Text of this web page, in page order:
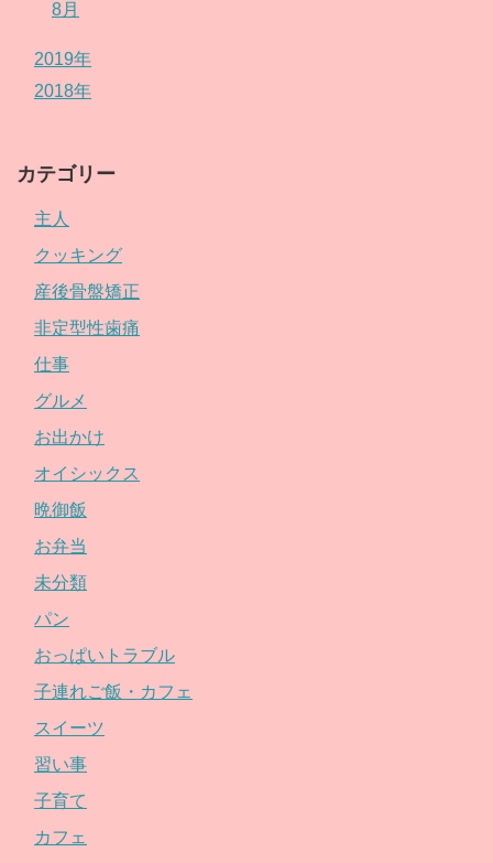
8月
2019年
2018年
カテゴリー
主人
クッキング
産後骨盤矯正
非定型性歯痛
仕事
グルメ
お出かけ
オイシックス
晩御飯
お弁当
未分類
パン
おっぱいトラブル
子連れご飯・カフェ
スイーツ
習い事
子育て
カフェ